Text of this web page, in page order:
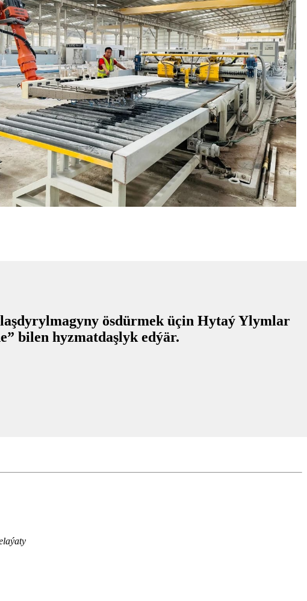
ösdürmek üçin Hytaý Ylymlar
bilen hyzmatdaşlyk edýär.